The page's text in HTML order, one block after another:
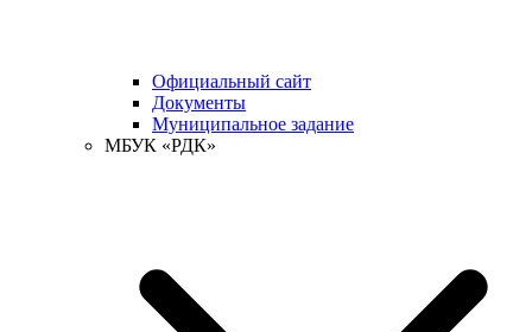
Официальный сайт
Документы
Муниципальное задание
МБУК «РДК»